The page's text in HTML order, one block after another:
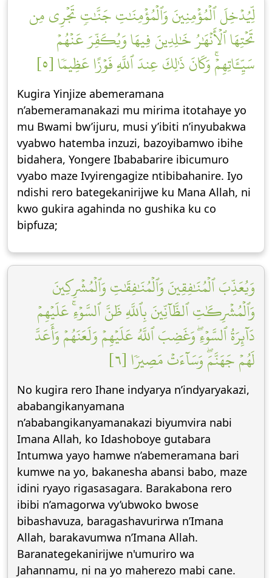
لِّيُدۡخِلَ ٱلۡمُؤۡمِنِينَ وَٱلۡمُؤۡمِنَٰتِ جَنَّٰتٖ تَجۡرِي مِن
تَحۡتِهَا ٱلۡأَنۡهَٰرُ خَٰلِدِينَ فِيهَا وَيُكَفِّرَ عَنۡهُمۡ
سَيِّـَٔاتِهِمۡۚ وَكَانَ ذَٰلِكَ عِندَ ٱللَّهِ فَوۡزًا عَظِيمٗا [٥]
Kugira Yinjize abemeramana
n’abemeramanakazi mu mirima itotahaye yo
mu Bwami bw’ijuru, musi y’ibiti n’inyubakwa
vyabwo hatemba inzuzi, bazoyibamwo ibihe
bidahera, Yongere Ibababarire ibicumuro
vyabo maze Ivyirengagize ntibibahanire. Iyo
ndishi rero bategekanirijwe ku Mana Allah, ni
kwo gukira agahinda no gushika ku co
bipfuza;
وَيُعَذِّبَ ٱلۡمُنَٰفِقِينَ وَٱلۡمُنَٰفِقَٰتِ وَٱلۡمُشۡرِكِينَ
وَٱلۡمُشۡرِكَٰتِ ٱلظَّآنِّينَ بِٱللَّهِ ظَنَّ ٱلسَّوۡءِۚ عَلَيۡهِمۡ
دَآئِرَةُ ٱلسَّوۡءِۖ وَغَضِبَ ٱللَّهُ عَلَيۡهِمۡ وَلَعَنَهُمۡ وَأَعَدَّ
لَهُمۡ جَهَنَّمَۖ وَسَآءَتۡ مَصِيرٗا [٦]
No kugira rero Ihane indyarya n’indyaryakazi,
ababangikanyamana
n’ababangikanyamanakazi biyumvira nabi
Imana Allah, ko Idashoboye gutabara
Intumwa yayo hamwe n’abemeramana bari
kumwe na yo, bakanesha abansi babo, maze
idini ryayo rigasasagara. Barakabona rero
ibibi n’amagorwa vy’ubwoko bwose
bibashavuza, baragashavurirwa n’Imana
Allah, barakavumwa n’Imana Allah.
Baranategekanirijwe n'umuriro wa
Jahannamu, ni na yo maherezo mabi cane.